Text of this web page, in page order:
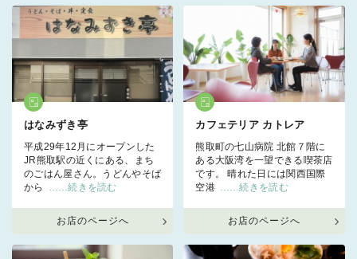
はなみずき亭
平成29年12月にオープンした
JR熊取駅の近くにある、まち
のごはん屋さん。うどんやそば
から
……続きを読む
お店のページへ
カフェテリア カトレア
熊取町の七山病院 北館７階に
ある大阪湾を一望できる喫茶店
です。 晴れた日には関西国際
空港 ……続きを読む
お店のページへ